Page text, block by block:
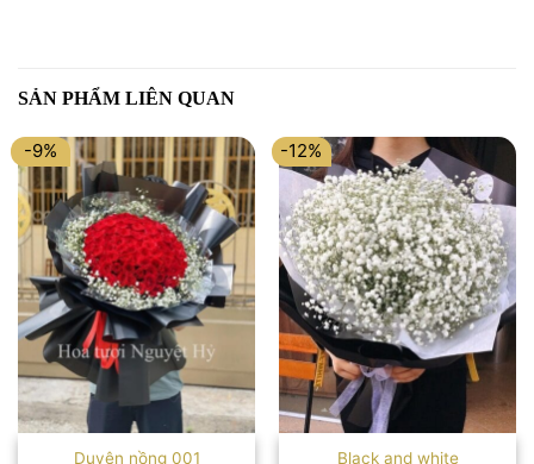
SẢN PHẨM LIÊN QUAN
-9%
Duyên nồng 001
-12%
Black and white